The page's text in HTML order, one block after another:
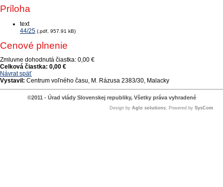
Príloha
text
44/25 (.pdf, 957.91 kB)
Cenové plnenie
Zmluvne dohodnutá čiastka: 0,00 €
Celková čiastka: 0,00 €
Návrat späť
Vystavil: Centrum voľného času, M. Rázusa 2383/30, Malacky
©2011 - Úrad vlády Slovenskej republiky, Všetky práva vyhradené
Design by Aglo solutions, Powered by SysCom